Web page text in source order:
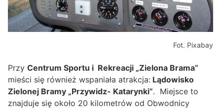
Fot. Pixabay
Przy Centrum Sportu i Rekreacji „Zielona Brama”
mieści się również wspaniała atrakcja: Lądowisko
Zielonej Bramy „Przywidz- Katarynki”. Miejsce to
znajduje się około 20 kilometrów od Obwodnicy